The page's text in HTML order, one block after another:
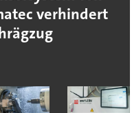
verhindert